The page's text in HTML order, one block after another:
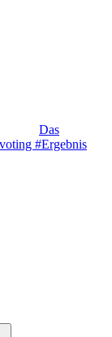
Das
#Ergebnis